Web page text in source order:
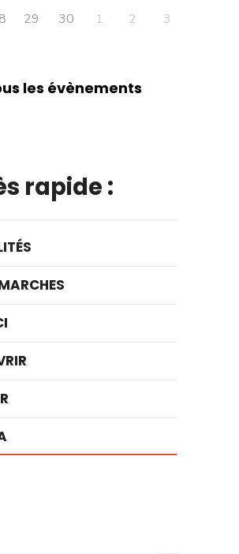
29 30 1 2 3
les évènements
rapide :